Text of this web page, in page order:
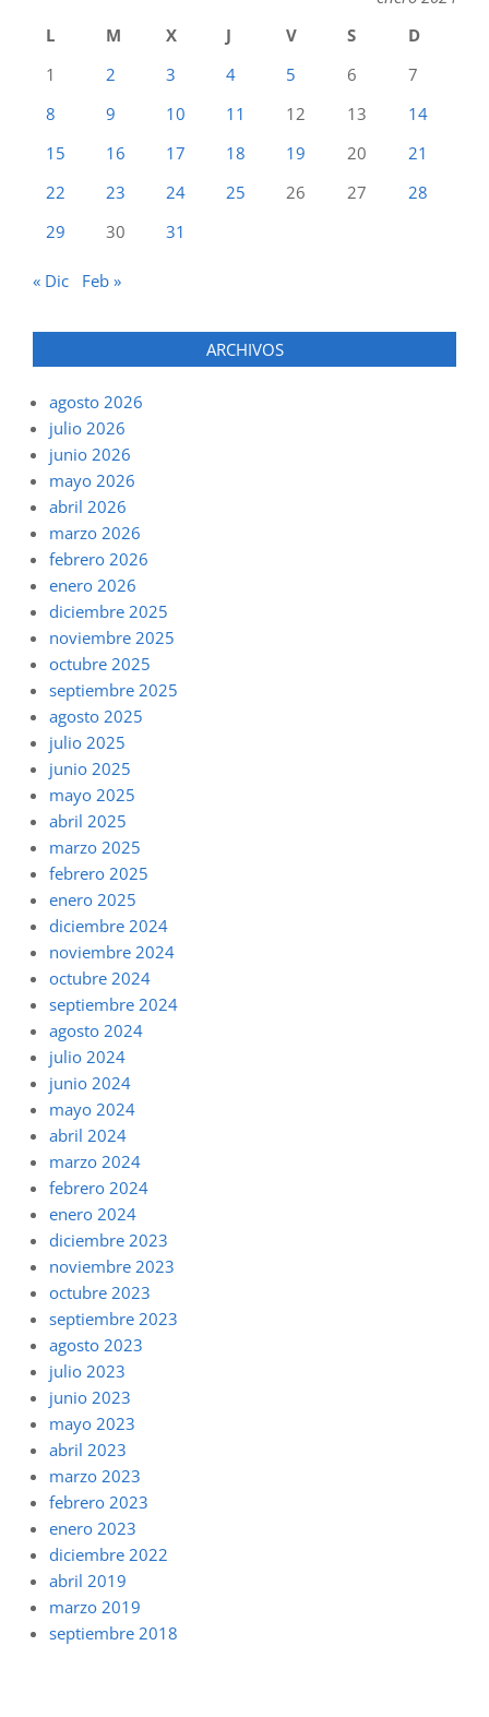
L
M X J V S
D
1
2 3 4 5 6
7
8
9 10 11 12 13
14
15
16 17 18 19 20
21
22
23 24 25 26 27
28
29
30 31
« Dic Feb »
ARCHIVOS
agosto 2026
julio 2026
junio 2026
mayo 2026
abril 2026
marzo 2026
febrero 2026
enero 2026
diciembre 2025
noviembre 2025
octubre 2025
septiembre 2025
agosto 2025
julio 2025
junio 2025
mayo 2025
abril 2025
marzo 2025
febrero 2025
enero 2025
diciembre 2024
noviembre 2024
octubre 2024
septiembre 2024
agosto 2024
julio 2024
junio 2024
mayo 2024
abril 2024
marzo 2024
febrero 2024
enero 2024
diciembre 2023
noviembre 2023
octubre 2023
septiembre 2023
agosto 2023
julio 2023
junio 2023
mayo 2023
abril 2023
marzo 2023
febrero 2023
enero 2023
diciembre 2022
abril 2019
marzo 2019
septiembre 2018